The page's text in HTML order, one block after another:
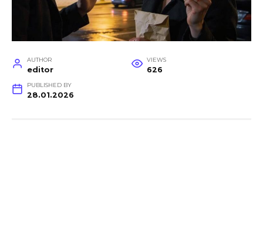
AUTHOR
editor
VIEWS
626
PUBLISHED BY
28.01.2026